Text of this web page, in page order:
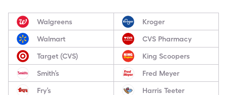
Walgreens Kroger
Walmart CVS Pharmacy
Target (CVS) King Scoopers
Smith’s Fred Meyer
Fry’s Harris Teeter